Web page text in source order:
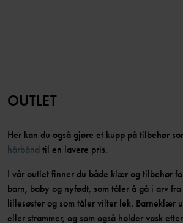
OUTLET
Her kan du også gjøre et kupp på tilbehør
hårbånd til en lavere pris.
I vår outlet finner du både klær og tilbehør
barn, baby og nyfødt, som tåler å gå i arv
lillesøster og som tåler vilter lek. Barneklær
eller strammer, og som også holder vask